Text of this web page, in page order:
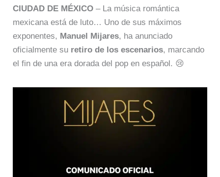
CIUDAD DE MÉXICO – La música romántica
mexicana está de luto… Uno de sus máximos
exponentes, Manuel Mijares, ha anunciado
oficialmente su retiro de los escenarios, marcando
el fin de una era dorada del pop en español. 😢